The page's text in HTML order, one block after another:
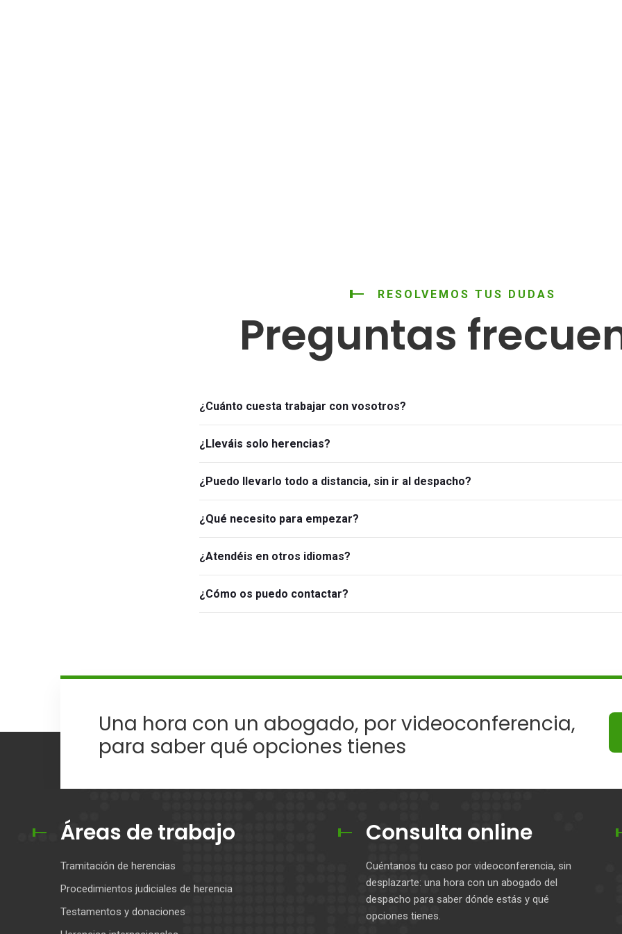
RESOLVEMOS TUS DUDAS
Preguntas
¿Cuánto cuesta trabajar con vosotros?
¿Lleváis solo herencias?
¿Puedo llevarlo todo a distancia, sin ir al despacho?
¿Qué necesito para empezar?
¿Atendéis en otros idiomas?
¿Cómo os puedo contactar?
Una hora con un abogado, por videoconferencia,
para saber qué opciones tienes
Áreas de trabajo
Tramitación de herencias
Procedimientos judiciales de herencia
Testamentos y donaciones
Consulta online
Cuéntanos tu caso por videoconferencia, sin
desplazarte: una hora con un abogado del
despacho para saber dónde estás y qué
opciones tienes.